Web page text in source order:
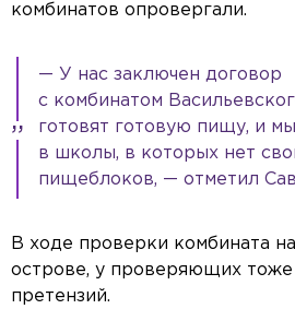
комбинатов опровергали.
— У нас заключен договор
с комбинатом
готовят готовую пищу, и
в школы, в которых нет
пищеблоков, — отметил
В ходе проверки комбината
острове, у проверяющих
претензий.